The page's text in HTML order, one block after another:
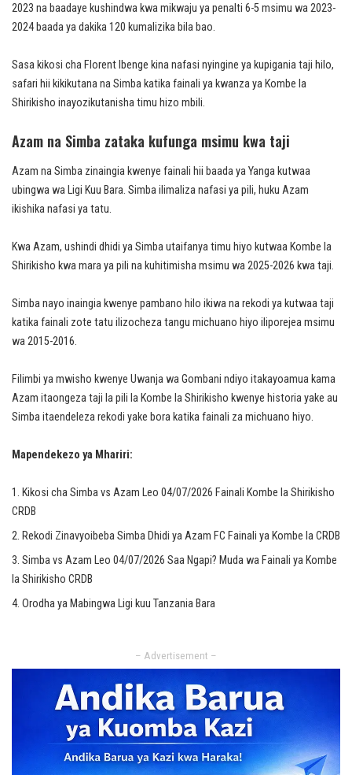
2023 na baadaye kushindwa kwa mikwaju ya penalti 6-5 msimu wa 2023-
2024 baada ya dakika 120 kumalizika bila bao.
Sasa kikosi cha Florent Ibenge kina nafasi nyingine ya kupigania taji hilo,
safari hii kikikutana na Simba katika fainali ya kwanza ya Kombe la
Shirikisho inayozikutanisha timu hizo mbili.
Azam na Simba zataka kufunga msimu kwa taji
Azam na Simba zinaingia kwenye fainali hii baada ya Yanga kutwaa
ubingwa wa Ligi Kuu Bara. Simba ilimaliza nafasi ya pili, huku Azam
ikishika nafasi ya tatu.
Kwa Azam, ushindi dhidi ya Simba utaifanya timu hiyo kutwaa Kombe la
Shirikisho kwa mara ya pili na kuhitimisha msimu wa 2025-2026 kwa taji.
Simba nayo inaingia kwenye pambano hilo ikiwa na rekodi ya kutwaa taji
katika fainali zote tatu ilizocheza tangu michuano hiyo iliporejea msimu
wa 2015-2016.
Filimbi ya mwisho kwenye Uwanja wa Gombani ndiyo itakayoamua kama
Azam itaongeza taji la pili la Kombe la Shirikisho kwenye historia yake au
Simba itaendeleza rekodi yake bora katika fainali za michuano hiyo.
Mapendekezo ya Mhariri:
Kikosi cha Simba vs Azam Leo 04/07/2026 Fainali Kombe la Shirikisho
CRDB
Rekodi Zinavyoibeba Simba Dhidi ya Azam FC Fainali ya Kombe la CRDB
Simba vs Azam Leo 04/07/2026 Saa Ngapi? Muda wa Fainali ya Kombe
la Shirikisho CRDB
Orodha ya Mabingwa Ligi kuu Tanzania Bara
– Advertisement –